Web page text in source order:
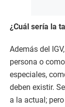
¿Cuál sería la
Además del
persona o
especiales,
deben existir.
a la actual;